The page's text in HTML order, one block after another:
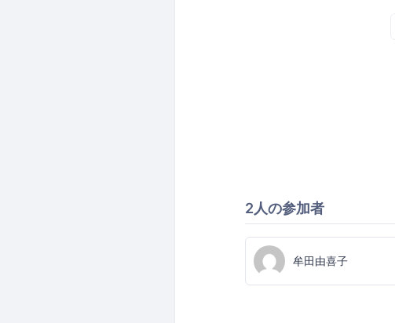
2人の参加者
牟田由喜子